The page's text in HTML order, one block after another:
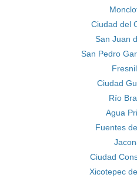
Ciudad del
San Juan
San Pedro
Ciudad
Río
Agua
Fuentes
Ciudad
Xicotepec